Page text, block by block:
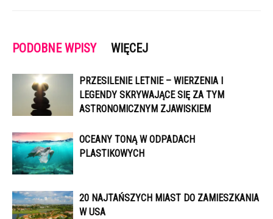
PODOBNE WPISY WIĘCEJ
PRZESILENIE LETNIE – WIERZENIA I
LEGENDY SKRYWAJĄCE SIĘ ZA TYM
ASTRONOMICZNYM ZJAWISKIEM
OCEANY TONĄ W ODPADACH
PLASTIKOWYCH
20 NAJTAŃSZYCH MIAST DO ZAMIESZKANIA
W USA